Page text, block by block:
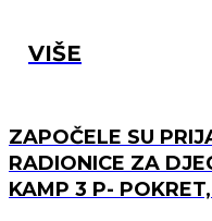
VIŠE
ZAPOČELE SU
RADIONICE ZA
KAMP 3 P-